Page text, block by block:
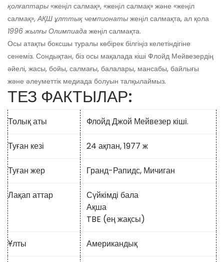
қолғаптары «жеңіл салмақ», «жеңіл салмақ» және «жеңіл
салмақ»,АҚШ ұлттық чемпионаты жеңіл салмақта, ал қола
1996 жылғы Олимпиада жеңіл салмақта.
Осы атақты боксшы туралы көбірек білгіңіз келетіндігіне
сенеміз. Сондықтан, біз осы мақалада кіші Флойд Мейвезердің
әйелі, жасы, бойы, салмағы, балалары, мансабы, байлығы
және әлеуметтік медиада болуын талқылаймыз.
ТЕЗ ФАКТЫЛАР:
Толық аты Флойд Джой Мейвезер кіші.
Туған кезі 24 ақпан, 1977 ж
Туған жер Гранд-Рапидс, Мичиган
Лақап аттар
Сүйкімді бала
Ақша
TBE (ең жақсы)
Ұлты Американдық